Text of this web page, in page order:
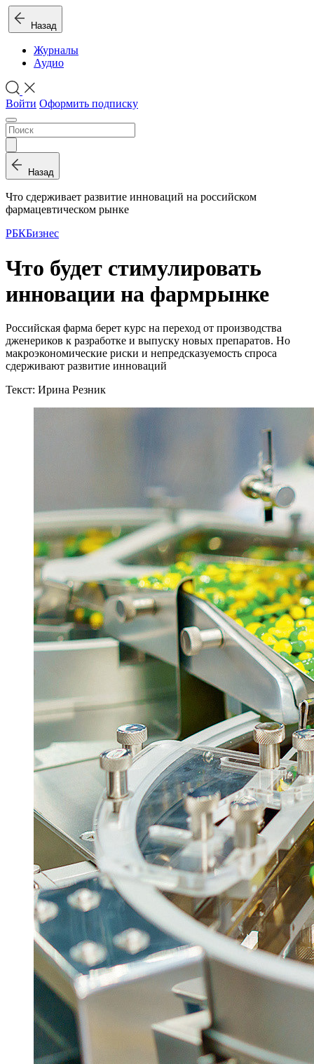
Назад
Журналы
Аудио
Войти Оформить подписку
Назад
Что сдерживает развитие инноваций на российском
фармацевтическом рынке
РБКБизнес
Что будет стимулировать
инновации на фармрынке
Российская фарма берет курс на переход от производства
дженериков к разработке и выпуску новых препаратов. Но
макроэкономические риски и непредсказуемость спроса
сдерживают развитие инноваций
Текст: Ирина Резник